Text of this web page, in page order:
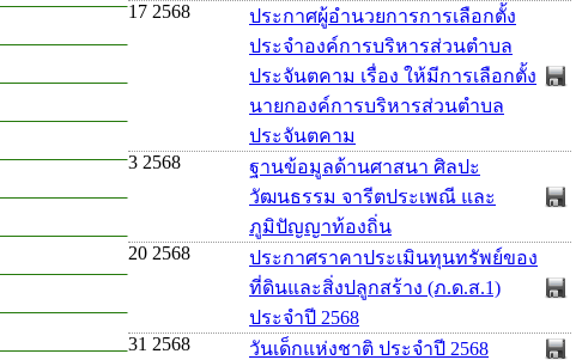
17 2568
ประกาศผู้อำนวยการการเลือกตั้ง
ประจำองค์การบริหารส่วนตำบล
ประจันตคาม เรื่อง ให้มีการเลือกตั้ง
นายกองค์การบริหารส่วนตำบล
ประจันตคาม
3 2568
ฐานข้อมูลด้านศาสนา ศิลปะ
วัฒนธรรม จารีตประเพณี และ
ภูมิปัญญาท้องถิ่น
20 2568
ประกาศราคาประเมินทุนทรัพย์ของ
ที่ดินและสิ่งปลูกสร้าง (ภ.ด.ส.1)
ประจำปี 2568
31 2568
วันเด็กแห่งชาติ ประจำปี 2568